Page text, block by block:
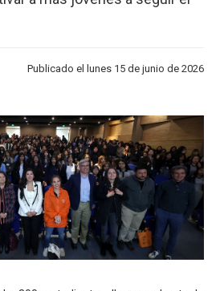
Publicado el lunes 15 de junio de 2026